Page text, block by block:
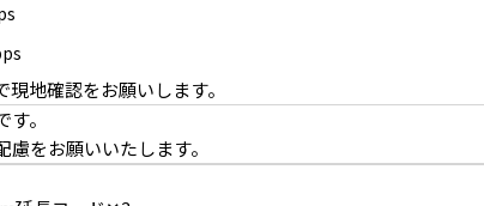
地確認をお願いします。
。
をお願いいたします。